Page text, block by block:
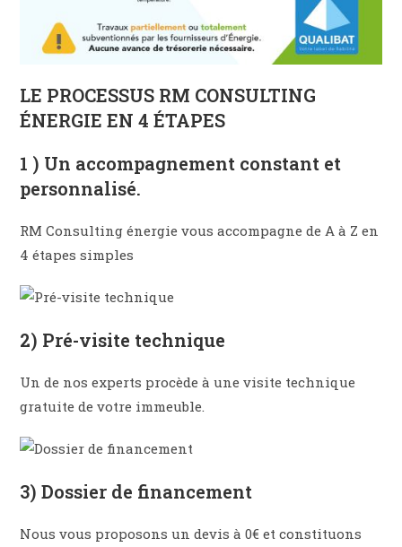
LE PROCESSUS RM CONSULTING
ÉNERGIE EN 4 ÉTAPES
1 ) Un accompagnement constant et
personnalisé.
RM Consulting énergie vous accompagne de A à Z en
4 étapes simples
2) Pré-visite technique
Un de nos experts procède à une visite technique
gratuite de votre immeuble.
3) Dossier de financement
Nous vous proposons un devis à 0€ et constituons